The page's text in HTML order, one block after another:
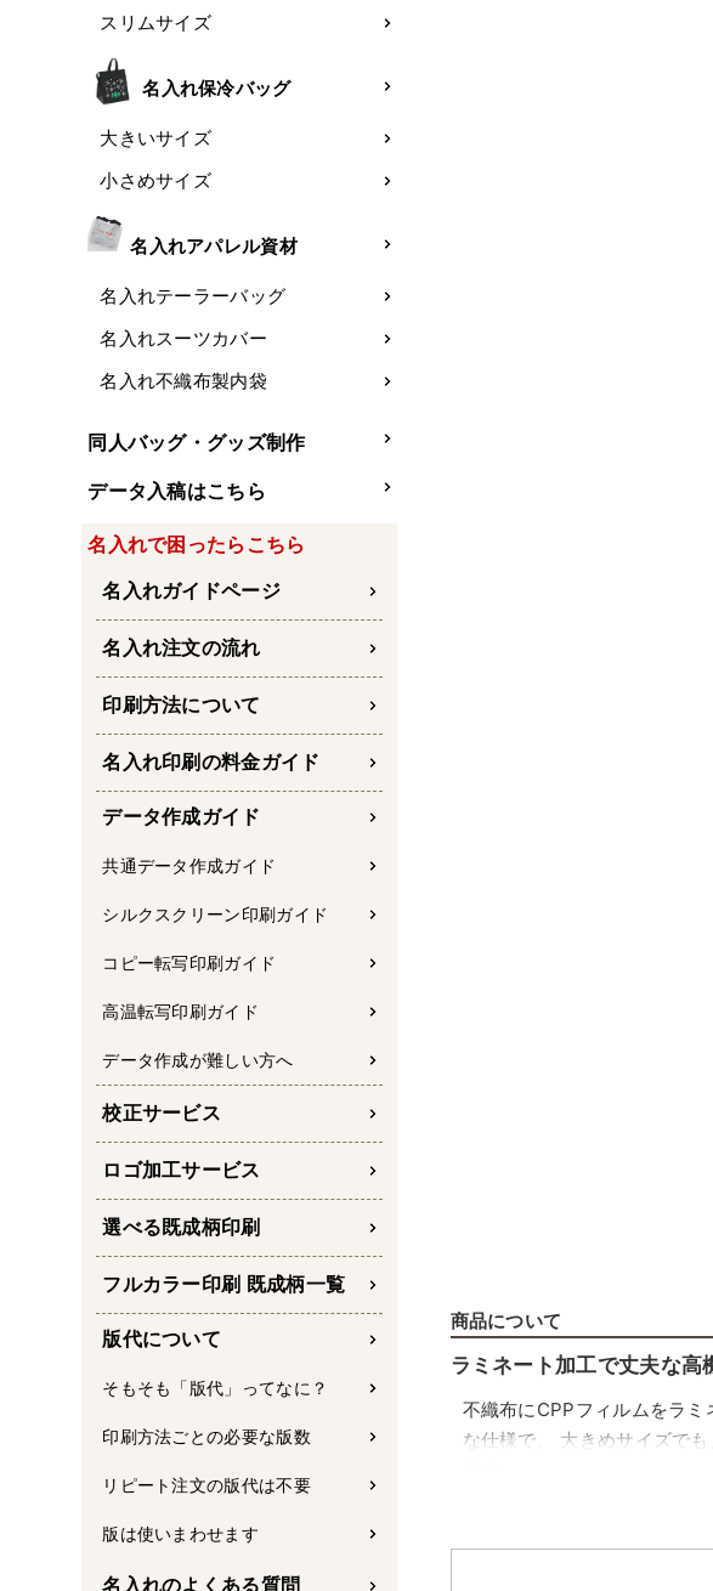
スリムサイズ
名入れ保冷バッグ
大きいサイズ
小さめサイズ
名入れアパレル資材
名入れテーラーバッグ
名入れスーツカバー
名入れ不織布製内袋
同人バッグ・グッズ制作
データ入稿はこちら
名入れで困ったらこちら
名入れガイドページ
名入れ注文の流れ
印刷方法について
名入れ印刷の料金ガイド
データ作成ガイド
共通データ作成ガイド
シルクスクリーン印刷ガイド
コピー転写印刷ガイド
高温転写印刷ガイド
データ作成が難しい方へ
校正サービス
ロゴ加工サービス
選べる既成柄印刷
フルカラー印刷 既成柄一覧
版代について
そもそも「版代」ってなに？
印刷方法ごとの必要な版数
リピート注文の版代は不要
版は使いまわせます
名入れのよくある質問
商品について
ラミネート加工で丈夫な高
不織布にCPPフィルムをラ
な仕様で、 大きめサイズで